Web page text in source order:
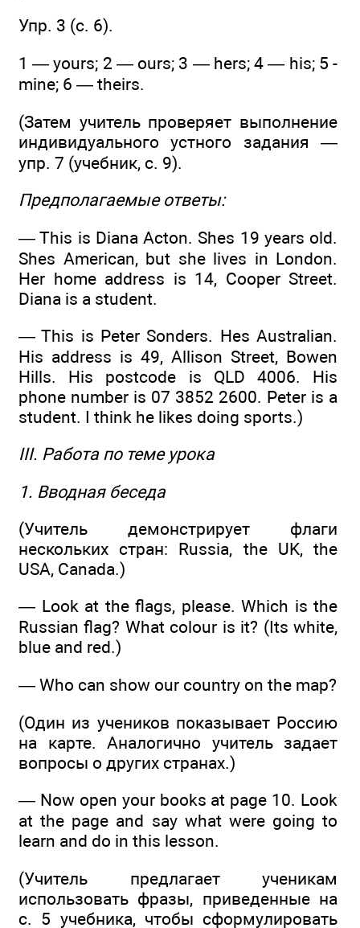
Упр. 3 (c. 6).
1 — yours; 2 — ours; 3 — hers; 4 — his; 5 -
mine; 6 — theirs.
(Затем учитель проверяет выполнение
индивидуального устного задания —
упр. 7 (учебник, с. 9).
Предполагаемые ответы:
— This is Diana Acton. Shes 19 years old.
Shes American, but she lives in London.
Her home address is 14, Cooper Street.
Diana is a student.
— This is Peter Sonders. Hes Australian.
His address is 49, Allison Street, Bowen
Hills. His postcode is QLD 4006. His
phone number is 07 3852 2600. Peter is a
student. I think he likes doing sports.)
III. Работа по теме урока
1. Вводная беседа
(Учитель демонстрирует флаги
нескольких стран: Russia, the UK, the
USA, Canada.)
— Look at the flags, please. Which is the
Russian flag? What colour is it? (Its white,
blue and red.)
— Who can show our country on the map?
(Один из учеников показывает Россию
на карте. Аналогично учитель задает
вопросы о других странах.)
— Now open your books at page 10. Look
at the page and say what were going to
learn and do in this lesson.
(Учитель предлагает ученикам
использовать фразы, приведенные на
с. 5 учебника, чтобы сформулировать